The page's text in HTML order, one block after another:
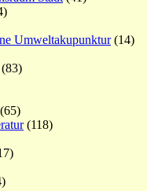
Umweltakupunktur(14)
(83)
(118)